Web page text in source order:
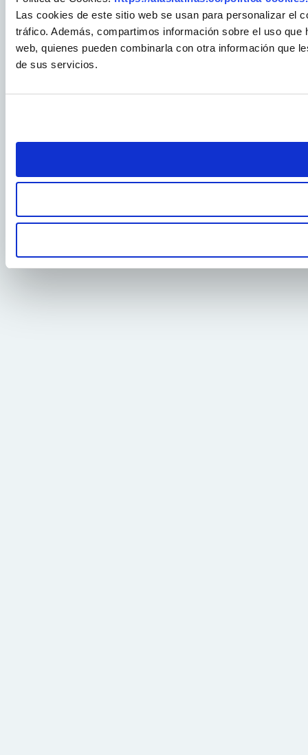
Las cookies de este sitio web se usan para personalizar el
tráfico. Además, compartimos información sobre el uso
web, quienes pueden combinarla con otra información que
de sus servicios.